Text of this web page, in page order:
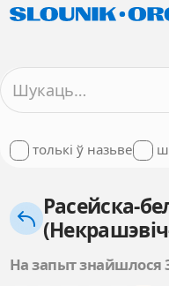
толькі ў назьве
Расейска-
На запыт знайшлося